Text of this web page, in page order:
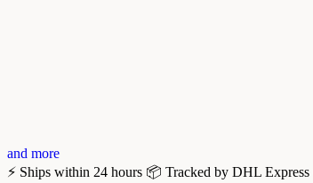
and more
⚡ Ships within 24 hours 📦 Tracked by DHL Express